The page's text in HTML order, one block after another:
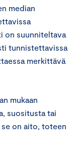
median
on suunniteltava
tunnistettavissa
merkittävä
mukaan
suositusta tai
se on aito, toteen